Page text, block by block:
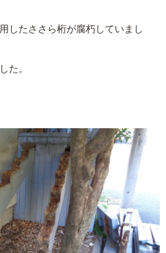
したささら桁が腐朽していまし
た。